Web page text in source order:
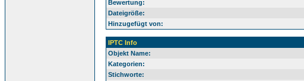
Bewertung:
Dateigröße:
Hinzugefügt von:
IPTC Info
Objekt Name:
Kategorien:
Stichworte: